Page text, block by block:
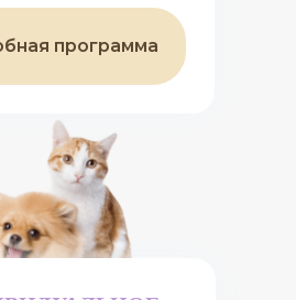
программа